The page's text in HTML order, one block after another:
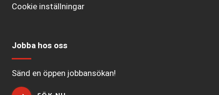
Cookie inställningar
Jobba hos oss
Sänd en öppen jobbansökan!